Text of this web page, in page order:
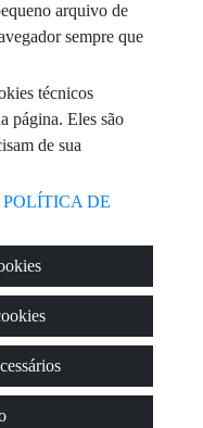
arquivo de
sempre que
técnicos
página. Eles são
de sua
POLÍTICA DE